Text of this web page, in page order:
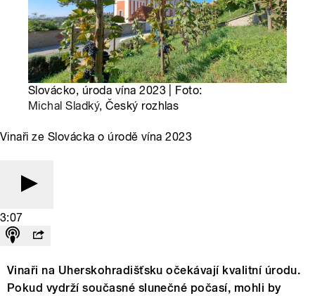
Slovácko, úroda vína 2023 | Foto:
Michal Sladký, Český rozhlas
Vinaři ze Slovácka o úrodě vína 2023
3:07
Vinaři na Uherskohradišťsku očekávají kvalitní úrodu.
Pokud vydrží současné slunečné počasí, mohli by